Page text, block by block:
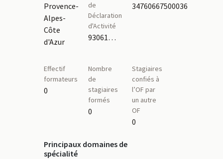
Provence-
Alpes-
Côte
d'Azur
de
Déclaration
d'Activité
93061092306
34760667500036
Effectif
formateurs
0
Nombre
de
stagiaires
formés
0
Stagiaires
confiés à
l’OF par
un autre
OF
0
Principaux domaines de
spécialité